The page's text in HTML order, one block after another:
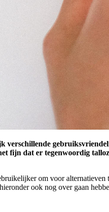
fijn dat er tegenwoordig
om voor alternatieven
ook nog over gaan